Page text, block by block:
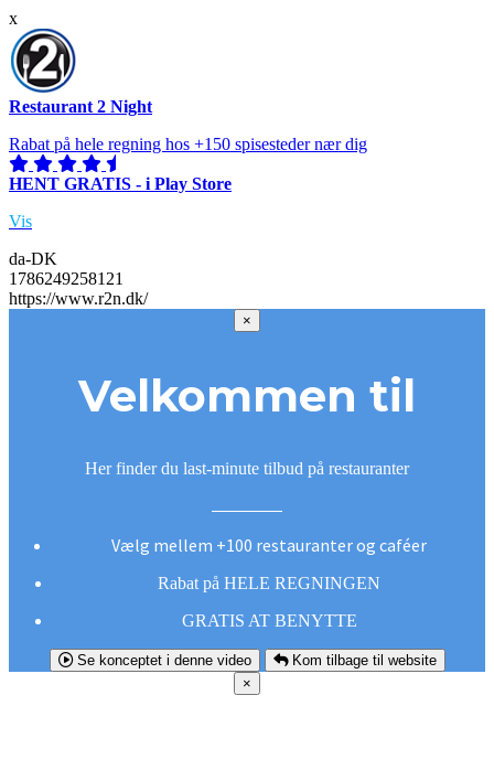
x
Restaurant 2 Night
Rabat på hele regning hos +150 spisesteder nær dig
HENT GRATIS - i Play Store
Vis
da-DK
1786249258121
https://www.r2n.dk/
×
Velkommen til
Her finder du last-minute tilbud på restauranter
Vælg mellem +100 restauranter og caféer
Rabat på HELE REGNINGEN
GRATIS AT BENYTTE
Se konceptet i denne video
Kom tilbage til website
×